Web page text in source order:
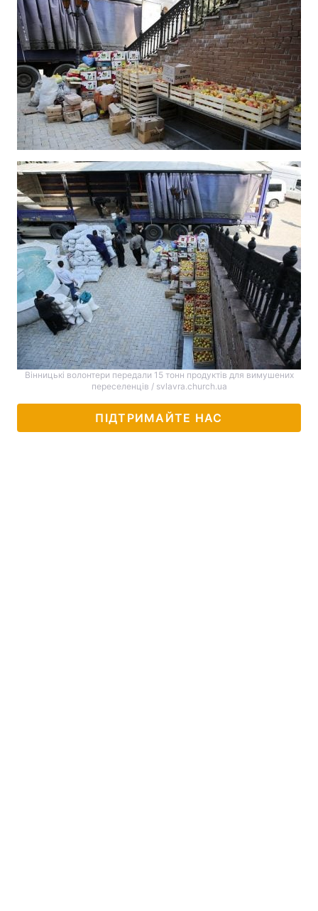
Вінницькі волонтери передали 15 тонн продуктів для вимушених
переселенців / svlavra.church.ua
ПІДТРИМАЙТЕ НАС